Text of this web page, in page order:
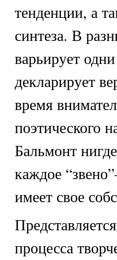
тенденции, а
синтеза. В
варьирует
декларирует
время
поэтического
Бальмонт
каждое
имеет свое
процесса